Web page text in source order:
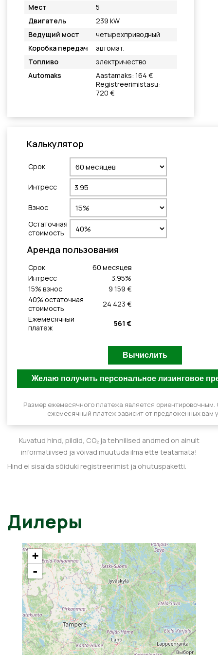
Мест
5
Двигатель
239 kW
Ведущий мост
четырехприводный
Коробка передач
автомат.
Топливо
электричество
Automaks
Aastamaks: 164 €
Registreerimistasu:
720 €
Калькулятор
Cрок
Интресс
Взнос
Остаточная
стоимость
Aренда пользования
Cрок 60 месяцeв
Интресс
3.95%
15% взнос
9 159 €
40% остаточная
стоимость
24 423 €
Ежемесячный
платеж
561 €
Размер ежемесячного платежа является
ежемесячный платеж зависит от предложенных вам
Kuvatud hind, pildid, CO₂ ja tehnilised andmed on ainult
informatiivsed ja võivad muutuda ilma ette teatamata!
Hind ei sisalda sõiduki registreerimist ja ohutuspaketti.
Дилеры
+
-